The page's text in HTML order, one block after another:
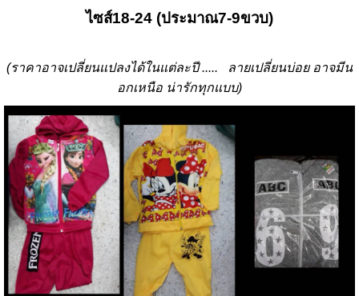
ไซส์18-24 (ประมาณ7-9ขวบ)
(ราคาอาจเปลี่ยนแปลงได้ในแต่ละปี ..... ลายเปลี่ยนบ่อย อาจมีน
อกเหนือ น่ารักทุกแบบ)